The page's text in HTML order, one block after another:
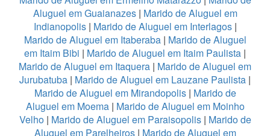
Aluguel em Guaianazes| Marido de Aluguel em
Indianopolis| Marido de Aluguel em Interlagos|
Marido de Aluguel em Itaberaba| Marido de Aluguel
em Itaim Bibi | Marido de Aluguel em Itaim Paulista |
Marido de Aluguel em Itaquera | Marido de Aluguel em
Jurubatuba | Marido de Aluguel em Lauzane Paulista |
Marido de Aluguel em Mirandopolis| Marido de
Aluguel em Moema| Marido de Aluguel em Moinho
Velho | Marido de Aluguel em Paraisopolis| Marido de
Aluguel em Parelheiros| Marido de Aluguel em